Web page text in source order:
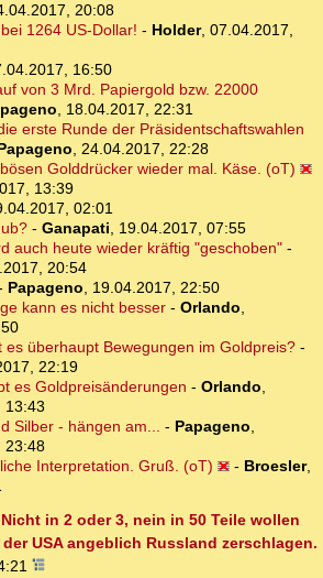
20:08
1264 US-Dollar! - Holder, 07.04.2017,
16:50
von 3 Mrd. Papiergold bzw. 22000
, 18.04.2017, 22:31
erste Runde der Präsidentschaftswahlen
, 24.04.2017, 22:28
Golddrücker wieder mal. Käse. (oT)
13:39
02:01
- Ganapati, 19.04.2017, 07:55
auch heute wieder kräftig "geschoben"-
20:54
Papageno, 19.04.2017, 22:50
kann es nicht besser- Orlando,
es überhaupt Bewegungen im Goldpreis?-
22:19
es Goldpreisänderungen - Orlando,
13:43
Silber - hängen am... - Papageno,
23:48
Interpretation. Gruß. (oT)
- Broesler,
in 2 oder 3, nein in 50 Teile wollen
USA angeblich Russland zerschlagen.